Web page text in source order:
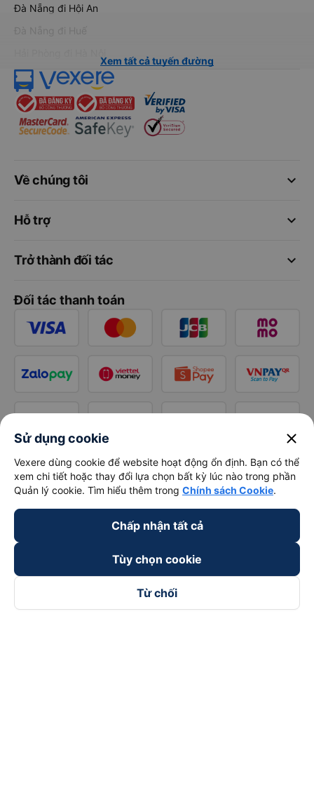
Đà Nẵng đi Hội An
Đà Nẵng đi Huế
Xem tất cả tuyến đường
keyboard_arrow_down
Về chúng tôi
keyboard_arrow_down
Hỗ trợ
keyboard_arrow_down
Trở thành đối tác
Đối tác thanh toán
Sử dụng cookie close
Vexere dùng cookie để website hoạt động ổn định. Bạn có thể
xem chi tiết hoặc thay đổi lựa chọn bất kỳ lúc nào trong phần
Quản lý cookie. Tìm hiểu thêm trong Chính sách Cookie.
Chấp nhận tất cả
Tùy chọn cookie
Từ chối